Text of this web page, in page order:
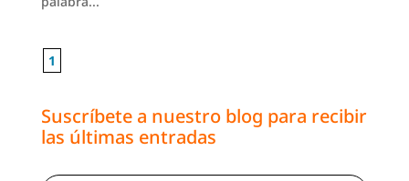
1
Suscríbete a nuestro blog para recibir
las últimas entradas
Escribe tu correo electrónico…